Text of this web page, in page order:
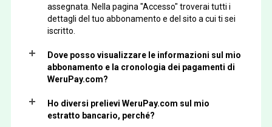
assegnata. Nella pagina "Accesso" troverai tutti i
dettagli del tuo abbonamento e del sito a cui ti sei
iscritto.
Dove posso visualizzare le informazioni sul mio
abbonamento e la cronologia dei pagamenti di
WeruPay.com?
Ho diversi prelievi WeruPay.com sul mio
estratto bancario, perché?